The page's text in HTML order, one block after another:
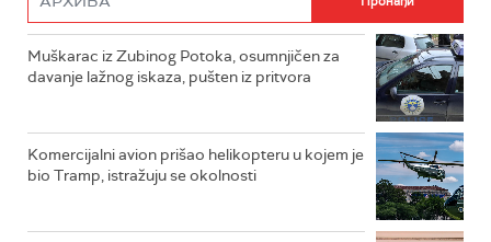
Muškarac iz Zubinog Potoka, osumnjičen za
davanje lažnog iskaza, pušten iz pritvora
Komercijalni avion prišao helikopteru u kojem je
bio Tramp, istražuju se okolnosti